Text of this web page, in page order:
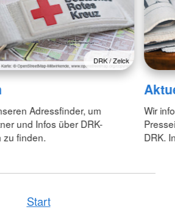
DRK / Zelck
Adressfinder, um
und Infos über DRK-
zu finden.
Wir
DRK.
Start